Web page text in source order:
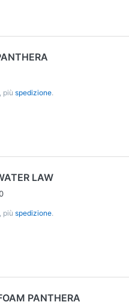
più spedizione.
LAW
più spedizione.
PANTHERA